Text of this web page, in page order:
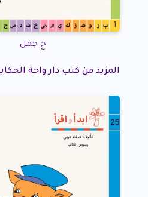
ج جمل
المزيد من كتب دار واحة